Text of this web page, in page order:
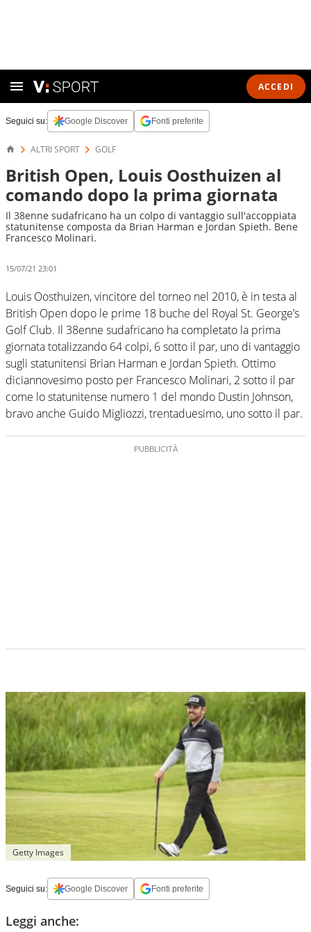
ACCEDI
Seguici su: Google Discover Fonti preferite
ALTRI SPORT GOLF
British Open, Louis Oosthuizen al
comando dopo la prima giornata
Il 38enne sudafricano ha un colpo di vantaggio sull'accoppiata
statunitense composta da Brian Harman e Jordan Spieth. Bene
Francesco Molinari.
15/07/21 23:01
Louis Oosthuizen, vincitore del torneo nel 2010, è in testa al
British Open dopo le prime 18 buche del Royal St. George’s
Golf Club. Il 38enne sudafricano ha completato la prima
giornata totalizzando 64 colpi, 6 sotto il par, uno di vantaggio
sugli statunitensi Brian Harman e Jordan Spieth. Ottimo
diciannovesimo posto per Francesco Molinari, 2 sotto il par
come lo statunitense numero 1 del mondo Dustin Johnson,
bravo anche Guido Migliozzi, trentaduesimo, uno sotto il par.
Getty Images
Seguici su: Google Discover Fonti preferite
Leggi anche: